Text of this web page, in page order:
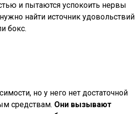
и пытаются успокоить нервы
найти источник удовольствий
бокс.
но у него нет достаточной
средствам. Они вызывают